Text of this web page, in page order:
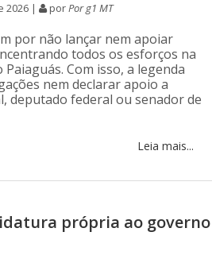
2026 | porPor g1 MT
por não lançar nem apoiar
todos os esforços na
Com isso, a legenda
nem declarar apoio a
deputado federal ou senador de
Leia mais...
própria ao governo